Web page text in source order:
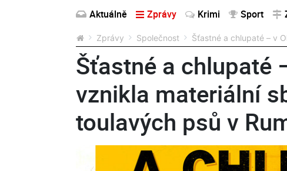
Aktuálně Zprávy Krimi Sport
Zprávy Společnost Šťastné a chlupaté – v
Šťastné a chlupaté
vznikla materiální
toulavých psů v